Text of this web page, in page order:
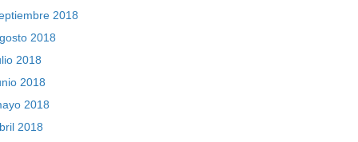
2018
2018
2018
2018
2018
2018